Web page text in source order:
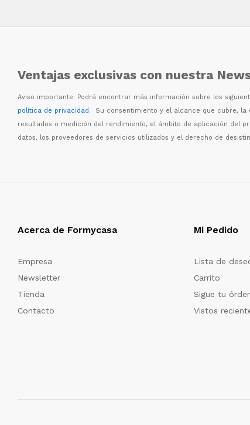
Ventajas exclusivas con nuestra
Aviso importante: Podrá encontrar más información sobre los
política de privacidad. Su consentimiento y el alcance que cubre, la
resultados o medición del rendimiento, el ámbito de aplicación del
datos, los proveedores de servicios utilizados y el derecho de
Acerca de Formycasa
Empresa
Newsletter
Tienda
Contacto
Mi Pedido
Lista de
Carrito
Sigue tu
Vistos